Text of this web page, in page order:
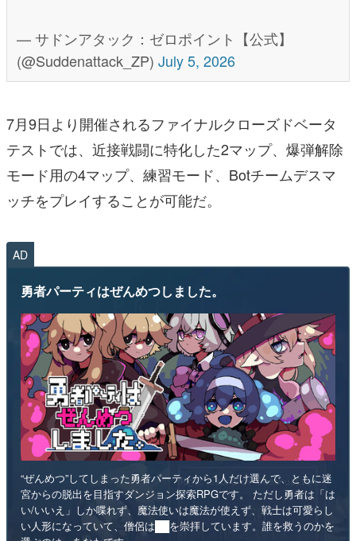
— サドンアタック：ゼロポイント【公式】
(@Suddenattack_ZP) July 5, 2026
7月9日より開催されるファイナルクローズドベータ
テストでは、近接戦闘に特化した2マップ、爆弾解除
モード用の4マップ、練習モード、Botチームデスマ
ッチをプレイすることが可能だ。
AD
勇者パーティはぜんめつしました。
“ぜんめつ”してしまった勇者パーティから1人だけ選んで、ともに迷
宮からの脱出を目指すダンジョン探索RPGです。 ただし勇者は「は
い/いいえ」しか喋れず、魔法使いは魔法が使えず、戦士は可愛らし
い人形になっていて、僧侶は██を崇拝しています。誰を救うのかを